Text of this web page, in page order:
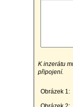
K inzerátu
připojení.
Obrázek 1: